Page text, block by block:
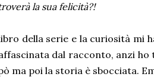
la sua felicità?!
della serie e la curiosità mi
dal racconto, anzi
ma poi la storia è sbocciata.